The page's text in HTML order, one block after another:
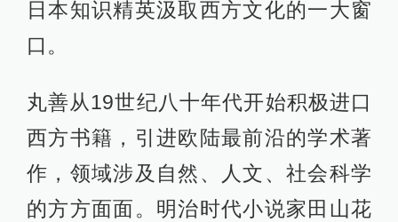
日本知识精英汲取西方文化的一大窗
口。
丸善从19世纪八十年代开始积极进口
西方书籍，引进欧陆最前沿的学术著
作，领域涉及自然、人文、社会科学
的方方面面。明治时代小说家田山花